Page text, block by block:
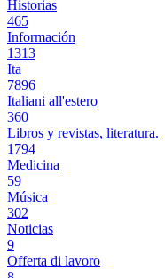
Historias
465
Información
1313
Ita
7896
Italiani all'estero
360
Libros y revistas, literatura.
1794
Medicina
59
Música
302
Noticias
9
Offerta di lavoro